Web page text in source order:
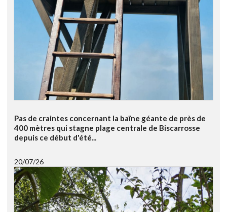
Pas de craintes concernant la baïne géante de près de
400 mètres qui stagne plage centrale de Biscarrosse
depuis ce début d'été...
20/07/26